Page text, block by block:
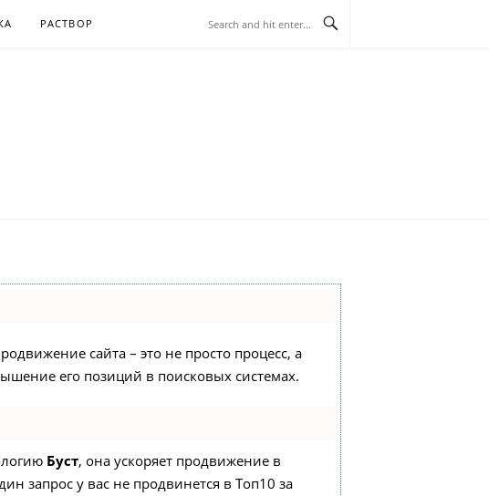
РАСТВОР
сайта – это не просто процесс, а
его позиций в поисковых системах.
Буст, она ускоряет продвижение в
запрос у вас не продвинется в Топ10 за